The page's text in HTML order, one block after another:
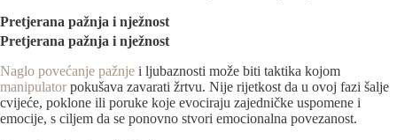
Pretjerana pažnja i nježnost
Pretjerana pažnja i nježnost
Naglo povećanje pažnje i ljubaznosti može biti taktika kojom
manipulator pokušava zavarati žrtvu. Nije rijetkost da u ovoj fazi šalje
cvijeće, poklone ili poruke koje evociraju zajedničke uspomene i
emocije, s ciljem da se ponovno stvori emocionalna povezanost.